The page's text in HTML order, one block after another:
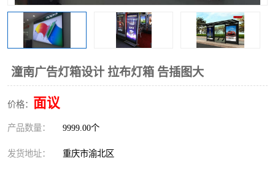
潼南广告灯箱设计 拉布灯箱 告插图大
价格： 面议
产品数量： 9999.00个
发货地址： 重庆市渝北区